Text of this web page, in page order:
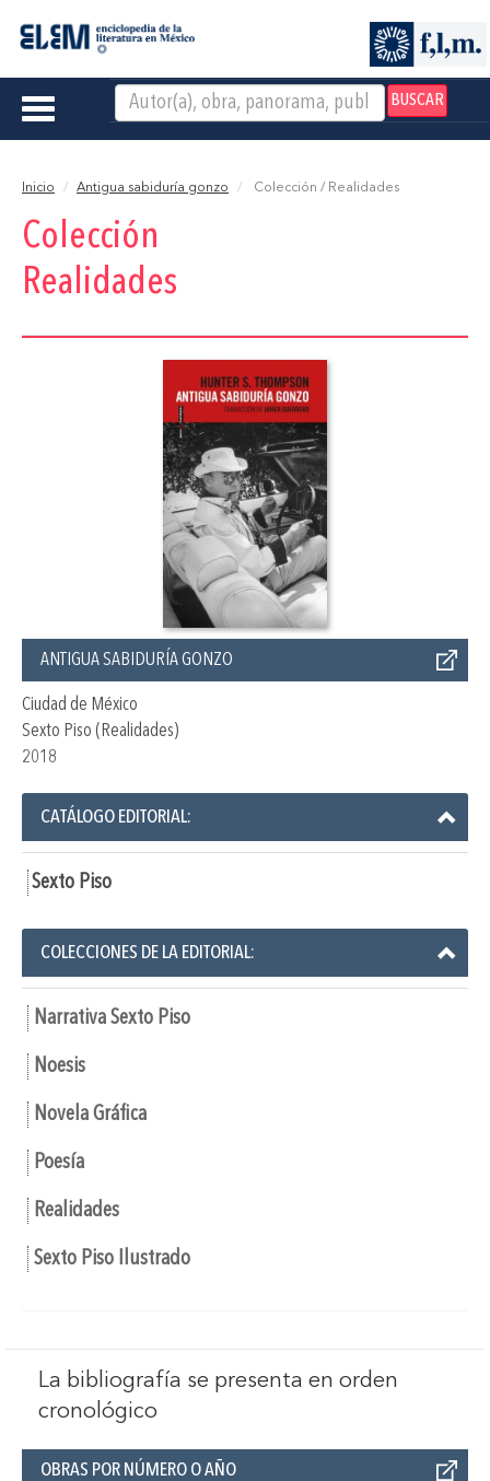
BUSCAR
Toggle
Inicio Antigua sabiduría gonzo Colección / Realidades
Colección
Realidades
ANTIGUA SABIDURÍA GONZO
Ciudad de México
Sexto Piso (Realidades)
2018
CATÁLOGO EDITORIAL:
Sexto Piso
COLECCIONES DE LA EDITORIAL:
Narrativa Sexto Piso
Noesis
Novela Gráfica
Poesía
Realidades
Sexto Piso Ilustrado
La bibliografía se presenta en orden
cronológico
OBRAS POR NÚMERO O AÑO